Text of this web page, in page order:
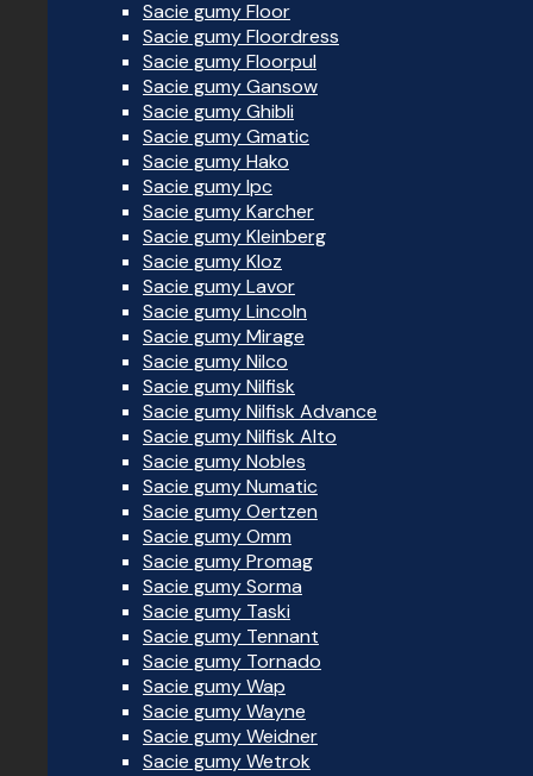
Sacie gumy Floor
Sacie gumy Floordress
Sacie gumy Floorpul
Sacie gumy Gansow
Sacie gumy Ghibli
Sacie gumy Gmatic
Sacie gumy Hako
Sacie gumy Ipc
Sacie gumy Karcher
Sacie gumy Kleinberg
Sacie gumy Kloz
Sacie gumy Lavor
Sacie gumy Lincoln
Sacie gumy Mirage
Sacie gumy Nilco
Sacie gumy Nilfisk
Sacie gumy Nilfisk Advance
Sacie gumy Nilfisk Alto
Sacie gumy Nobles
Sacie gumy Numatic
Sacie gumy Oertzen
Sacie gumy Omm
Sacie gumy Promag
Sacie gumy Sorma
Sacie gumy Taski
Sacie gumy Tennant
Sacie gumy Tornado
Sacie gumy Wap
Sacie gumy Wayne
Sacie gumy Weidner
Sacie gumy Wetrok